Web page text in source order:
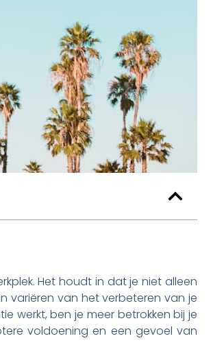
Het houdt in dat je niet alleen
variëren van het verbeteren van je
werkt, ben je meer betrokken bij je
voldoening en een gevoel van